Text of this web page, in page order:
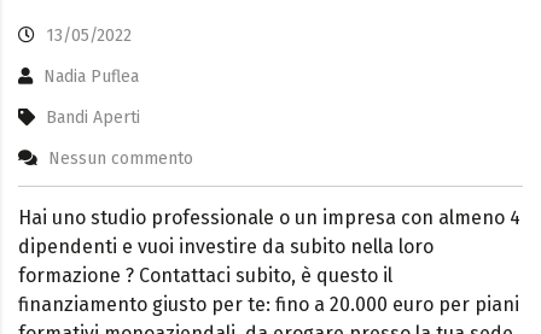
13/05/2022
Nadia Puflea
Bandi Aperti
Nessun commento
Hai uno studio professionale o un impresa con almeno 4
dipendenti e vuoi investire da subito nella loro
formazione ? Contattaci subito, è questo il
finanziamento giusto per te: fino a 20.000 euro per piani